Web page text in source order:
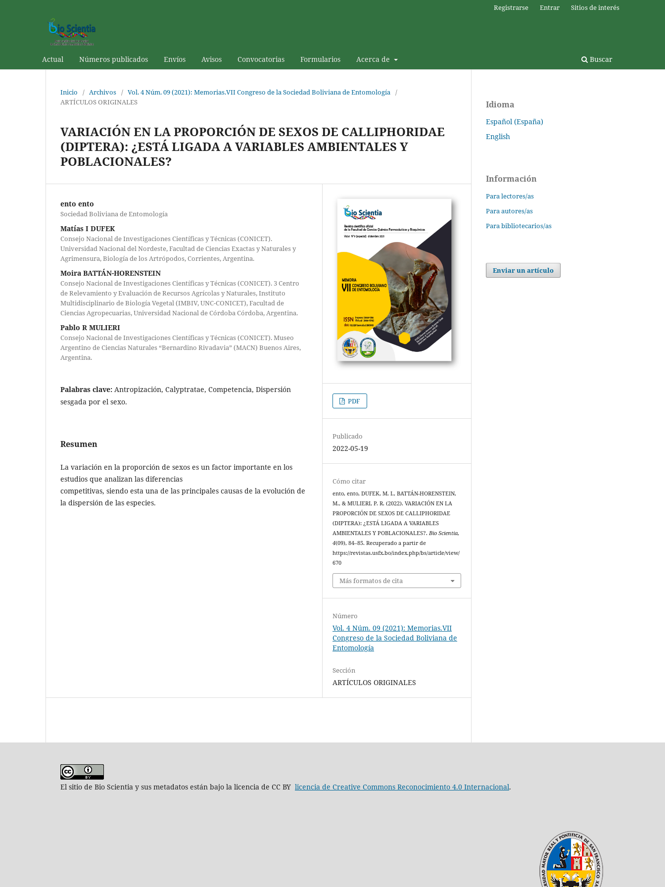
Actual Números publicados Envíos Avisos Convocatorias Formularios Acerca de Buscar
Registrarse Entrar Sitios de interés
Inicio / Archivos / Vol. 4 Núm. 09 (2021): Memorias.VII Congreso de la Sociedad Boliviana de Entomología /
ARTÍCULOS ORIGINALES
VARIACIÓN EN LA PROPORCIÓN DE SEXOS DE CALLIPHORIDAE
(DIPTERA): ¿ESTÁ LIGADA A VARIABLES AMBIENTALES Y
POBLACIONALES?
ento ento
Sociedad Boliviana de Entomología
Matías I DUFEK
Consejo Nacional de Investigaciones Científicas y Técnicas (CONICET).
Universidad Nacional del Nordeste, Facultad de Ciencias Exactas y Naturales y
Agrimensura, Biología de los Artrópodos, Corrientes, Argentina.
Moira BATTÁN-HORENSTEIN
Consejo Nacional de Investigaciones Científicas y Técnicas (CONICET). 3 Centro
de Relevamiento y Evaluación de Recursos Agrícolas y Naturales, Instituto
Multidisciplinario de Biología Vegetal (IMBIV, UNC-CONICET), Facultad de
Ciencias Agropecuarias, Universidad Nacional de Córdoba Córdoba, Argentina.
Pablo R MULIERI
Consejo Nacional de Investigaciones Científicas y Técnicas (CONICET). Museo
Argentino de Ciencias Naturales “Bernardino Rivadavia” (MACN) Buenos Aires,
Argentina.
Palabras clave: Antropización, Calyptratae, Competencia, Dispersión
sesgada por el sexo.
Resumen
La variación en la proporción de sexos es un factor importante en los
estudios que analizan las diferencias
competitivas, siendo esta una de las principales causas de la evolución de
la dispersión de las especies.
PDF
Publicado
2022-05-19
Cómo citar
ento, ento, DUFEK, M. I., BATTÁN-HORENSTEIN,
M., & MULIERI, P. R. (2022). VARIACIÓN EN LA
PROPORCIÓN DE SEXOS DE CALLIPHORIDAE
(DIPTERA): ¿ESTÁ LIGADA A VARIABLES
AMBIENTALES Y POBLACIONALES?.Bio Scientia,
4(09), 84–85. Recuperado a partir de
https://revistas.usfx.bo/index.php/bs/article/view/
670
Más formatos de cita
Número
Vol. 4 Núm. 09 (2021): Memorias.VII
Congreso de la Sociedad Boliviana de
Entomología
Sección
ARTÍCULOS ORIGINALES
Idioma
Español (España)
English
Información
Para lectores/as
Para autores/as
Para bibliotecarios/as
Enviar un artículo
El sitio de Bio Scientia y sus metadatos están bajo la licencia de CC BY licencia de Creative Commons Reconocimiento 4.0 Internacional.